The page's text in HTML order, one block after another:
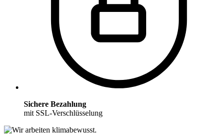
Sichere Bezahlung
mit SSL-Verschlüsselung